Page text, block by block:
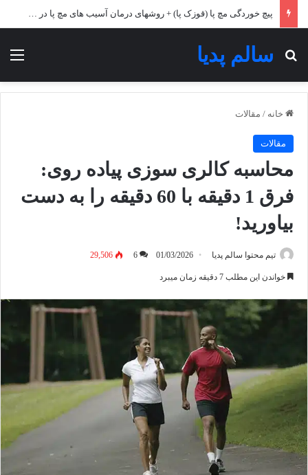
علل تپش قلب؛ علائم و درمان آن + تنظیم ضربان قلب
سالم پدیا
جستجو برای
خانه / مقالات
مقالات
محاسبه کالری سوزی پیاده روی:
فرق 1 دقیقه با 60 دقیقه را به دست
بیاورید!
تیم محتوا سالم پدیا 01/03/2026
6
29,506
خواندن این مطلب 7 دقیقه زمان میبرد